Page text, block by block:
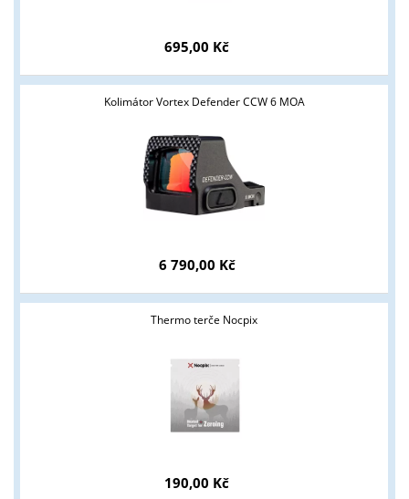
695,00 Kč
Kolimátor Vortex Defender CCW 6 MOA
6 790,00 Kč
Thermo terče Nocpix
190,00 Kč
podmínky?
ANO NE